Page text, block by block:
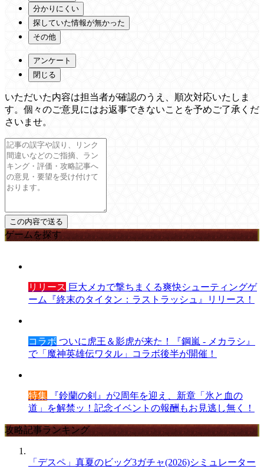
分かりにくい
探していた情報が無かった
その他
アンケート
閉じる
いただいた内容は担当者が確認のうえ、順次対応いたしま
す。個々のご意見にはお返事できないことを予めご了承くだ
さいませ。
ゲームを探す
リリース 巨大メカで撃ちまくる爽快シューティングゲ
ーム『終末のタイタン：ラストラッシュ』リリース！
コラボ ついに虎王＆影虎が来た！『鋼嵐 - メカラシ』
で「魔神英雄伝ワタル」コラボ後半が開催！
特集 『鈴蘭の剣』が2周年を迎え、新章「氷と血の
道」を解禁ッ！記念イベントの報酬もお見逃し無く！
攻略記事ランキング
「デスペ」真夏のビッグ3ガチャ(2026)シミュレーター